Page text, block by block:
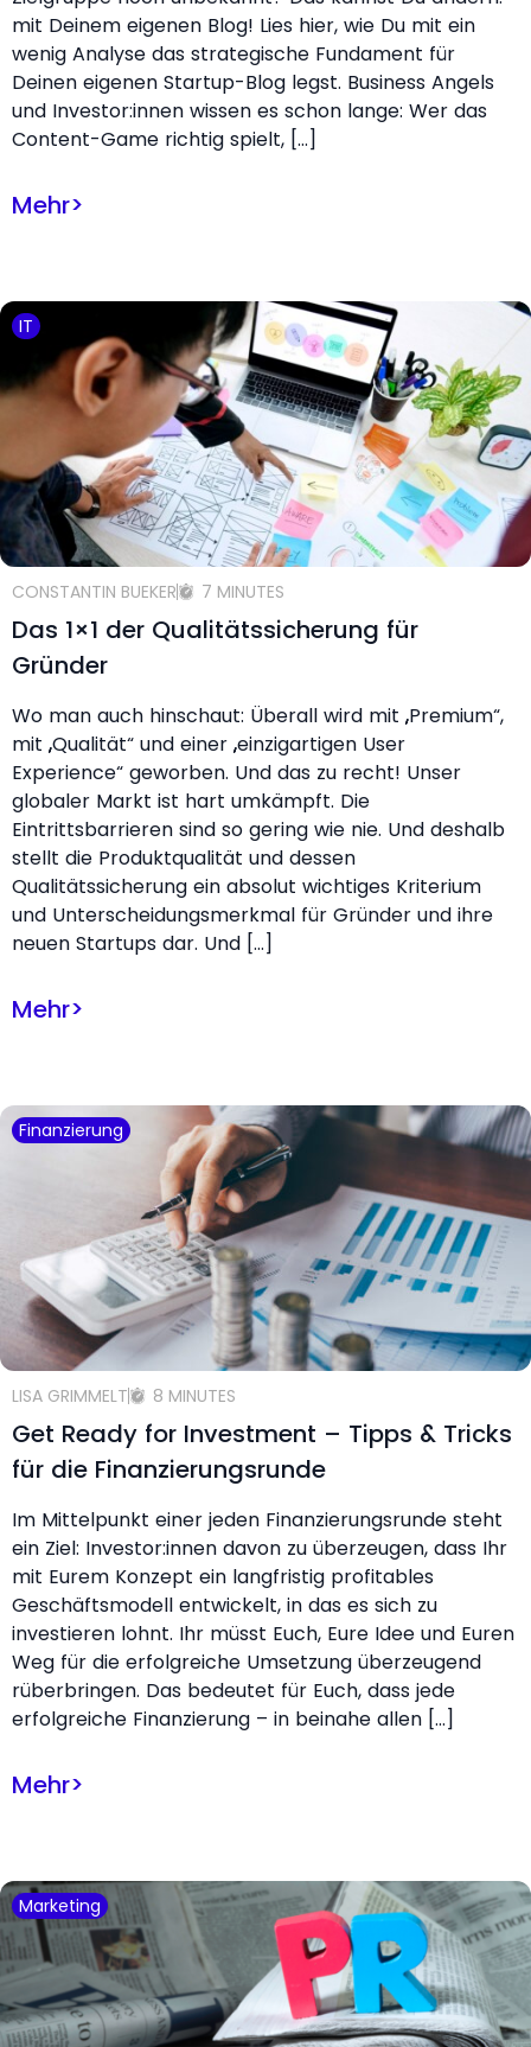
mit Deinem eigenen Blog! Lies hier, wie Du mit ein
wenig Analyse das strategische Fundament für
Deinen eigenen Startup-Blog legst. Business Angels
und Investor:innen wissen es schon lange: Wer das
Content-Game richtig spielt, […]
Mehr>
IT
CONSTANTIN BUEKER 7 MINUTES
Das 1×1 der Qualitätssicherung für
Gründer
Wo man auch hinschaut: Überall wird mit „Premium“,
mit „Qualität“ und einer „einzigartigen User
Experience“ geworben. Und das zu recht! Unser
globaler Markt ist hart umkämpft. Die
Eintrittsbarrieren sind so gering wie nie. Und deshalb
stellt die Produktqualität und dessen
Qualitätssicherung ein absolut wichtiges Kriterium
und Unterscheidungsmerkmal für Gründer und ihre
neuen Startups dar. Und […]
Mehr>
Finanzierung
LISA GRIMMELT 8 MINUTES
Get Ready for Investment – Tipps & Tricks
für die Finanzierungsrunde
Im Mittelpunkt einer jeden Finanzierungsrunde steht
ein Ziel: Investor:innen davon zu überzeugen, dass Ihr
mit Eurem Konzept ein langfristig profitables
Geschäftsmodell entwickelt, in das es sich zu
investieren lohnt. Ihr müsst Euch, Eure Idee und Euren
Weg für die erfolgreiche Umsetzung überzeugend
rüberbringen. Das bedeutet für Euch, dass jede
erfolgreiche Finanzierung – in beinahe allen […]
Mehr>
Marketing